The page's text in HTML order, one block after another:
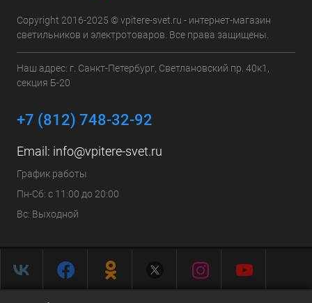
Copyright 2016-2025 © vpitere-svet.ru - интернет-магазин
светильников и электротоваров. Все права защищены.
Наш адрес: г. Санкт-Петербург, Светлановский пр. 40к1,
секция Б-20
+7 (812) 748-32-92
Email: info@vpitere-svet.ru
График работы
Пн-Сб: с 11:00 до 20:00
Вс: Выходной